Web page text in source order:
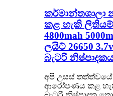
කළ හැකි ලිතියම්
4800mah
ලයිට් 26650
බැටරි
අපි උසස් තත්ත්වයේ
ආරෝපණය කළ